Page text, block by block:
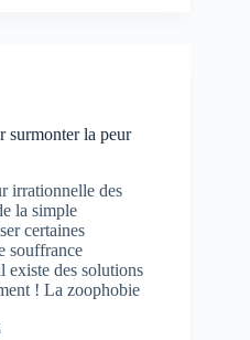
surmonter la peur
irrationnelle des
la simple
certaines
souffrance
existe des solutions
! La zoophobie